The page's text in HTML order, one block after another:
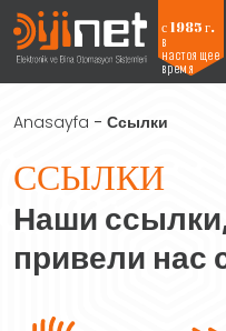
с 1985 г.
в
настоящее
время
Anasayfa - Ссылки
ССЫЛКИ
Наши
привели нас